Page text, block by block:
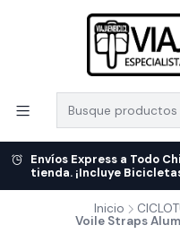
Envíos Express a Todo
tienda. ¡Incluye
Inicio
Voile Straps